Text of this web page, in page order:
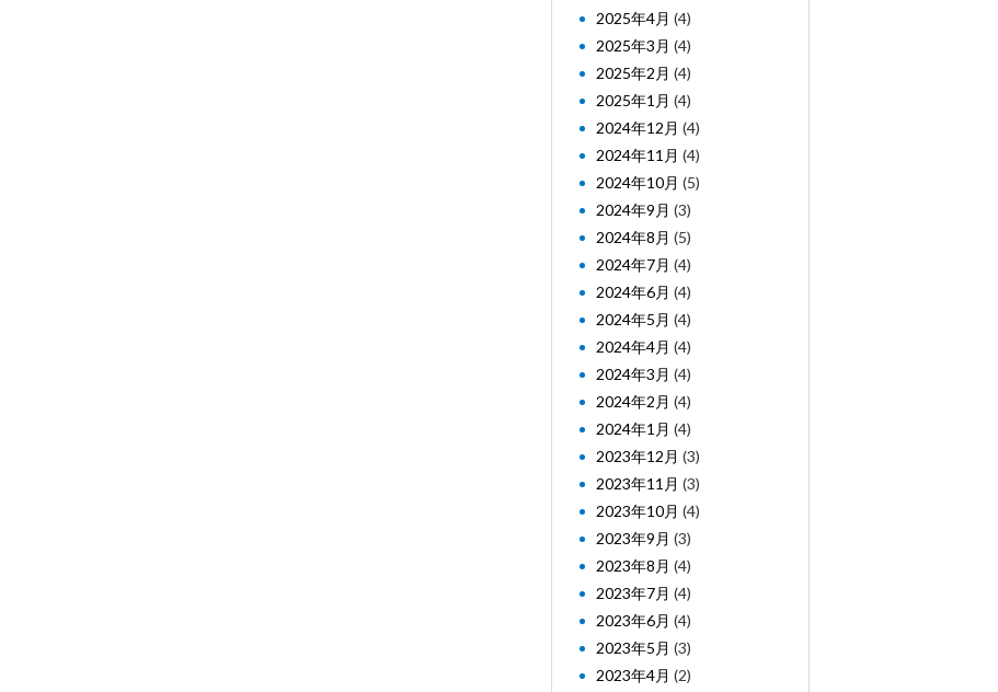
2025年4月 (4)
2025年3月 (4)
2025年2月 (4)
2025年1月 (4)
2024年12月 (4)
2024年11月 (4)
2024年10月 (5)
2024年9月 (3)
2024年8月 (5)
2024年7月 (4)
2024年6月 (4)
2024年5月 (4)
2024年4月 (4)
2024年3月 (4)
2024年2月 (4)
2024年1月 (4)
2023年12月 (3)
2023年11月 (3)
2023年10月 (4)
2023年9月 (3)
2023年8月 (4)
2023年7月 (4)
2023年6月 (4)
2023年5月 (3)
2023年4月 (2)